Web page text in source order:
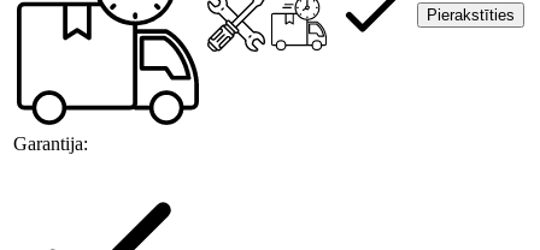
Garantija:
Pierakstīties